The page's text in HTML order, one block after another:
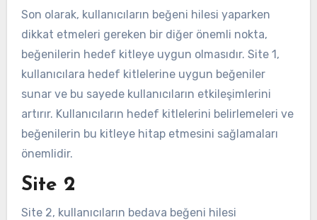
Son olarak, kullanıcıların beğeni hilesi yaparken
dikkat etmeleri gereken bir diğer önemli nokta,
beğenilerin hedef kitleye uygun olmasıdır. Site 1,
kullanıcılara hedef kitlelerine uygun beğeniler
sunar ve bu sayede kullanıcıların etkileşimlerini
artırır. Kullanıcıların hedef kitlelerini belirlemeleri ve
beğenilerin bu kitleye hitap etmesini sağlamaları
önemlidir.
Site 2
Site 2, kullanıcıların bedava beğeni hilesi